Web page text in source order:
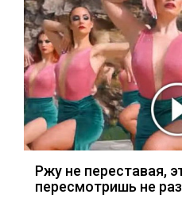
Ржу не переставая,
пересмотришь не раз